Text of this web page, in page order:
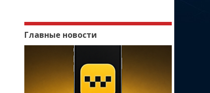
Главные новости